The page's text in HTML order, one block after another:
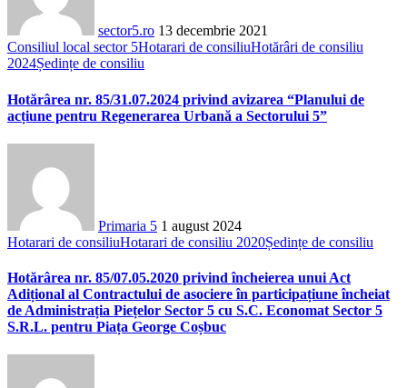
sector5.ro 13 decembrie 2021
Consiliul local sector 5Hotarari de consiliuHotărâri de consiliu
2024Ședințe de consiliu
Hotărârea nr. 85/31.07.2024 privind avizarea “Planului de
acțiune pentru Regenerarea Urbană a Sectorului 5”
Primaria 5 1 august 2024
Hotarari de consiliuHotarari de consiliu 2020Ședințe de consiliu
Hotărârea nr. 85/07.05.2020 privind încheierea unui Act
Adițional al Contractului de asociere în participațiune încheiat
de Administrația Piețelor Sector 5 cu S.C. Economat Sector 5
S.R.L. pentru Piața George Coșbuc